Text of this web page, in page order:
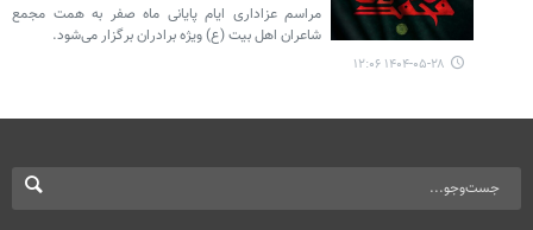
مراسم عزاداری ایام پایانی ماه صفر به همت مجمع
شاعران اهل بیت (ع) ویژه برادران برگزار می‌شود.
۱۴۰۴-۰۵-۲۸ ۱۲:۰۶